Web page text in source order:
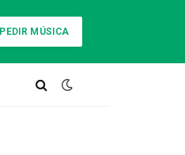
PEDIR MÚSICA